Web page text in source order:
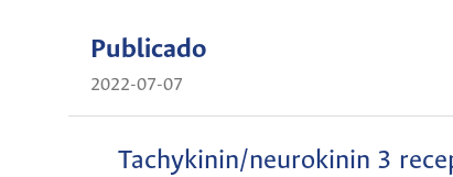
Publicado
2022-07-07
Tachykinin/neurokinin 3